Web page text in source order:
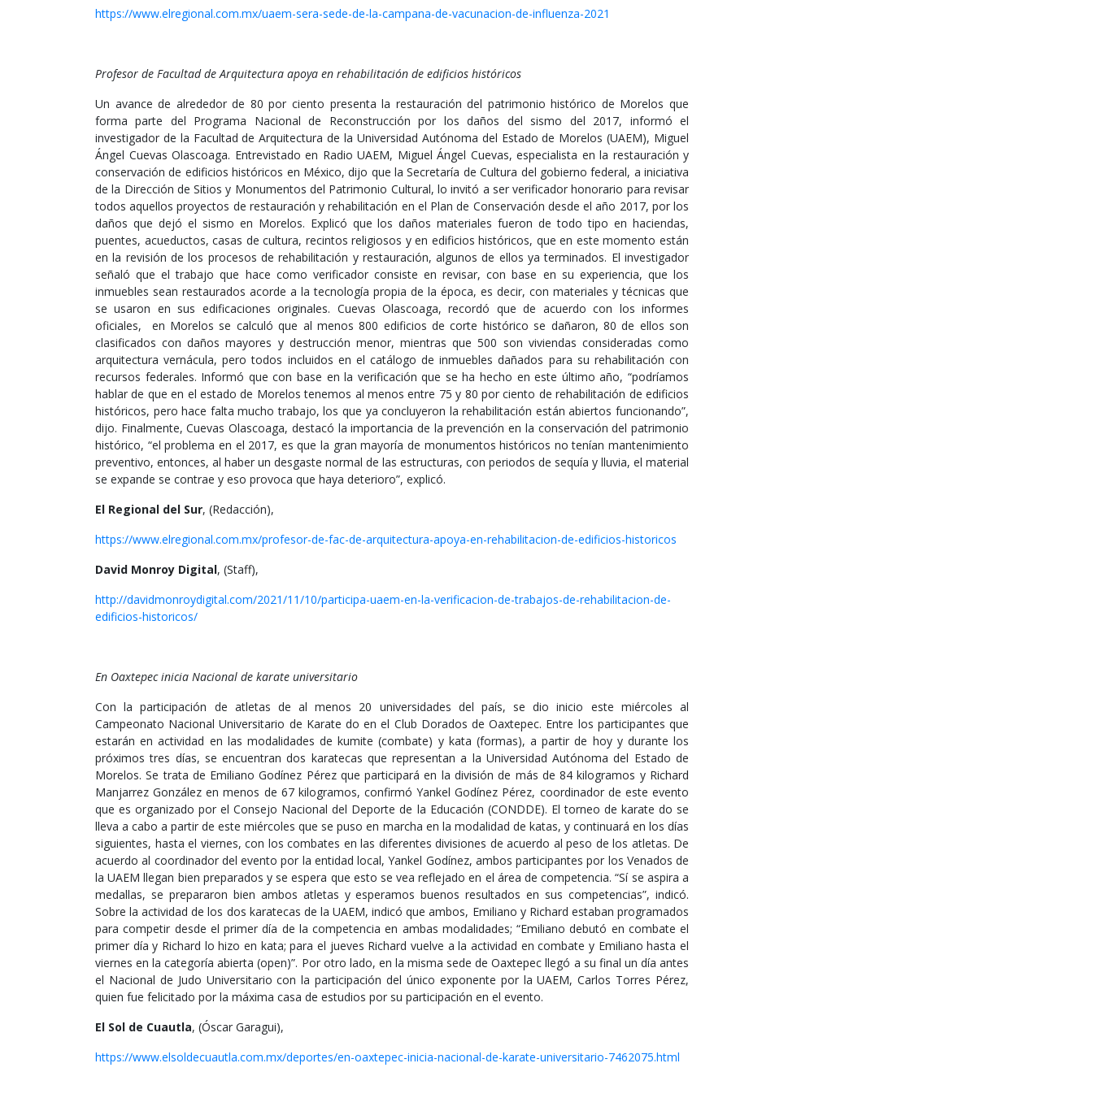
https://www.elregional.com.mx/uaem-sera-sede-de-la-campana-de-vacunacion-de-influenza-2021
Profesor de Facultad de Arquitectura apoya en rehabilitación de edificios históricos
Un avance de alrededor de 80 por ciento presenta la restauración del patrimonio histórico de Morelos que
forma parte del Programa Nacional de Reconstrucción por los daños del sismo del 2017, informó el
investigador de la Facultad de Arquitectura de la Universidad Autónoma del Estado de Morelos (UAEM), Miguel
Ángel Cuevas Olascoaga. Entrevistado en Radio UAEM, Miguel Ángel Cuevas, especialista en la restauración y
conservación de edificios históricos en México, dijo que la Secretaría de Cultura del gobierno federal, a iniciativa
de la Dirección de Sitios y Monumentos del Patrimonio Cultural, lo invitó a ser verificador honorario para revisar
todos aquellos proyectos de restauración y rehabilitación en el Plan de Conservación desde el año 2017, por los
daños que dejó el sismo en Morelos. Explicó que los daños materiales fueron de todo tipo en haciendas,
puentes, acueductos, casas de cultura, recintos religiosos y en edificios históricos, que en este momento están
en la revisión de los procesos de rehabilitación y restauración, algunos de ellos ya terminados. El investigador
señaló que el trabajo que hace como verificador consiste en revisar, con base en su experiencia, que los
inmuebles sean restaurados acorde a la tecnología propia de la época, es decir, con materiales y técnicas que
se usaron en sus edificaciones originales. Cuevas Olascoaga, recordó que de acuerdo con los informes
oficiales, en Morelos se calculó que al menos 800 edificios de corte histórico se dañaron, 80 de ellos son
clasificados con daños mayores y destrucción menor, mientras que 500 son viviendas consideradas como
arquitectura vernácula, pero todos incluidos en el catálogo de inmuebles dañados para su rehabilitación con
recursos federales. Informó que con base en la verificación que se ha hecho en este último año, “podríamos
hablar de que en el estado de Morelos tenemos al menos entre 75 y 80 por ciento de rehabilitación de edificios
históricos, pero hace falta mucho trabajo, los que ya concluyeron la rehabilitación están abiertos funcionando”,
dijo. Finalmente, Cuevas Olascoaga, destacó la importancia de la prevención en la conservación del patrimonio
histórico, “el problema en el 2017, es que la gran mayoría de monumentos históricos no tenían mantenimiento
preventivo, entonces, al haber un desgaste normal de las estructuras, con periodos de sequía y lluvia, el material
se expande se contrae y eso provoca que haya deterioro”, explicó.
El Regional del Sur, (Redacción),
https://www.elregional.com.mx/profesor-de-fac-de-arquitectura-apoya-en-rehabilitacion-de-edificios-historicos
David Monroy Digital, (Staff),
http://davidmonroydigital.com/2021/11/10/participa-uaem-en-la-verificacion-de-trabajos-de-rehabilitacion-de-
edificios-historicos/
En Oaxtepec inicia Nacional de karate universitario
Con la participación de atletas de al menos 20 universidades del país, se dio inicio este miércoles al
Campeonato Nacional Universitario de Karate do en el Club Dorados de Oaxtepec. Entre los participantes que
estarán en actividad en las modalidades de kumite (combate) y kata (formas), a partir de hoy y durante los
próximos tres días, se encuentran dos karatecas que representan a la Universidad Autónoma del Estado de
Morelos. Se trata de Emiliano Godínez Pérez que participará en la división de más de 84 kilogramos y Richard
Manjarrez González en menos de 67 kilogramos, confirmó Yankel Godínez Pérez, coordinador de este evento
que es organizado por el Consejo Nacional del Deporte de la Educación (CONDDE). El torneo de karate do se
lleva a cabo a partir de este miércoles que se puso en marcha en la modalidad de katas, y continuará en los días
siguientes, hasta el viernes, con los combates en las diferentes divisiones de acuerdo al peso de los atletas. De
acuerdo al coordinador del evento por la entidad local, Yankel Godínez, ambos participantes por los Venados de
la UAEM llegan bien preparados y se espera que esto se vea reflejado en el área de competencia. “Sí se aspira a
medallas, se prepararon bien ambos atletas y esperamos buenos resultados en sus competencias”, indicó.
Sobre la actividad de los dos karatecas de la UAEM, indicó que ambos, Emiliano y Richard estaban programados
para competir desde el primer día de la competencia en ambas modalidades; “Emiliano debutó en combate el
primer día y Richard lo hizo en kata; para el jueves Richard vuelve a la actividad en combate y Emiliano hasta el
viernes en la categoría abierta (open)”. Por otro lado, en la misma sede de Oaxtepec llegó a su final un día antes
el Nacional de Judo Universitario con la participación del único exponente por la UAEM, Carlos Torres Pérez,
quien fue felicitado por la máxima casa de estudios por su participación en el evento.
El Sol de Cuautla, (Óscar Garagui),
https://www.elsoldecuautla.com.mx/deportes/en-oaxtepec-inicia-nacional-de-karate-universitario-7462075.html